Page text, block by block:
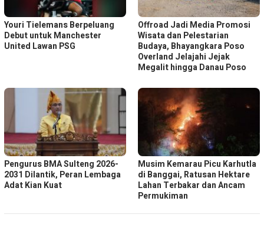
Youri Tielemans Berpeluang
Debut untuk Manchester
United Lawan PSG
Offroad Jadi Media Promosi
Wisata dan Pelestarian
Budaya, Bhayangkara Poso
Overland Jelajahi Jejak
Megalit hingga Danau Poso
Pengurus BMA Sulteng 2026-
2031 Dilantik, Peran Lembaga
Adat Kian Kuat
Musim Kemarau Picu Karhutla
di Banggai, Ratusan Hektare
Lahan Terbakar dan Ancam
Permukiman